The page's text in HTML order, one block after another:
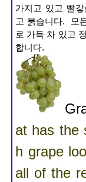
가지고 있고 빨
고 붉습니다. 모
로 가득 차 있고
합니다.
at has the
h grape
all of the